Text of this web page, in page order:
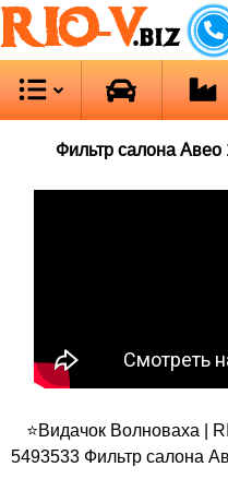
RIO-V.biz
Фильтр салона Авео
⭐Видачок Волноваха
5493533 Фильтр салона